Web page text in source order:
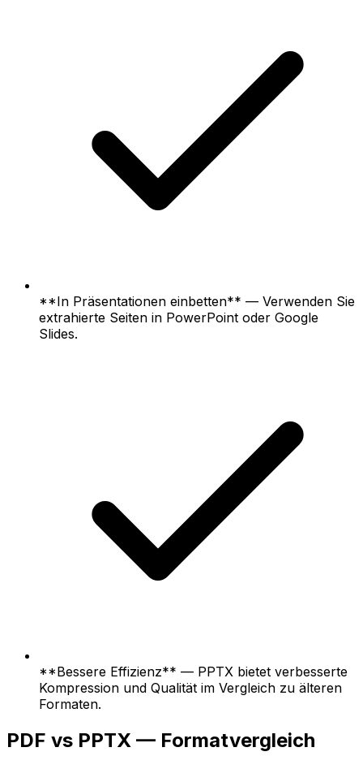
**In Präsentationen einbetten** — Verwenden Sie
extrahierte Seiten in PowerPoint oder Google
Slides.
**Bessere Effizienz** — PPTX bietet verbesserte
Kompression und Qualität im Vergleich zu älteren
Formaten.
PDF vs PPTX — Formatvergleich